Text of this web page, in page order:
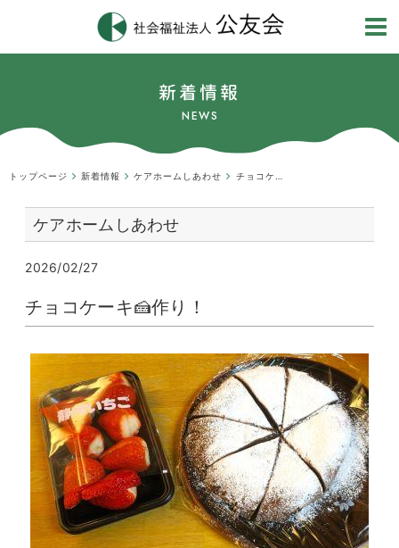
新着情報
NEWS
トップページ 新着情報 ケアホームしあわせ
ケアホームしあわせ
2026/02/27
チョコケーキ🍰作り！